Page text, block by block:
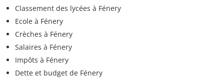
Classement des lycées à Fénery
Ecole à Fénery
Crèches à Fénery
Salaires à Fénery
Impôts à Fénery
Dette et budget de Fénery